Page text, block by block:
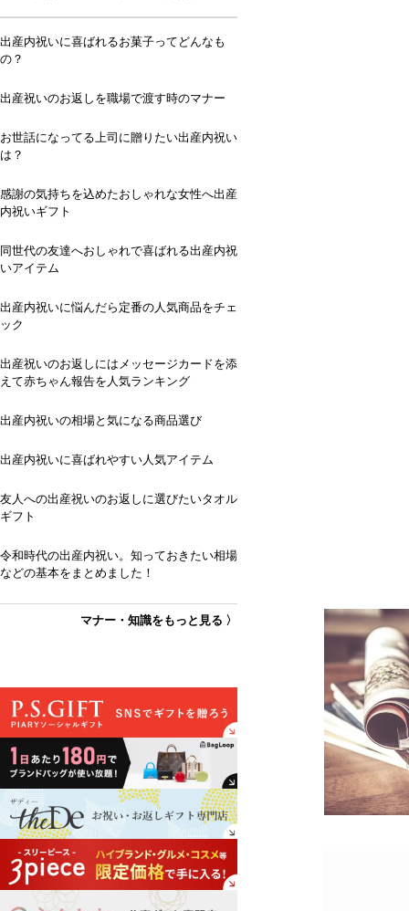
出産内祝いに喜ばれるお菓子ってどんなも
の？
出産祝いのお返しを職場で渡す時のマナー
お世話になってる上司に贈りたい出産内祝い
は？
感謝の気持ちを込めたおしゃれな女性へ出産
内祝いギフト
同世代の友達へおしゃれで喜ばれる出産内祝
いアイテム
出産内祝いに悩んだら定番の人気商品をチェ
ック
出産祝いのお返しにはメッセージカードを添
えて赤ちゃん報告を人気ランキング
出産内祝いの相場と気になる商品選び
出産内祝いに喜ばれやすい人気アイテム
友人への出産祝いのお返しに選びたいタオル
ギフト
令和時代の出産内祝い。知っておきたい相場
などの基本をまとめました！
マナー・知識をもっと見る 〉